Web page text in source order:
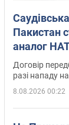
Пакистан
аналог
Договір
разі нападу
8.08.2026 00:22